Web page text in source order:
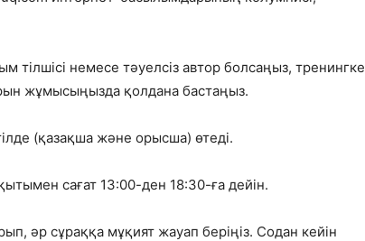
тілшісі немесе тәуелсіз автор болсаңыз, тренингке
жұмысыңызда қолдана бастаңыз.
(қазақша және орысша) өтеді.
сағат 13:00-ден 18:30-ға дейін.
әр сұраққа мұқият жауап беріңіз. Содан кейін